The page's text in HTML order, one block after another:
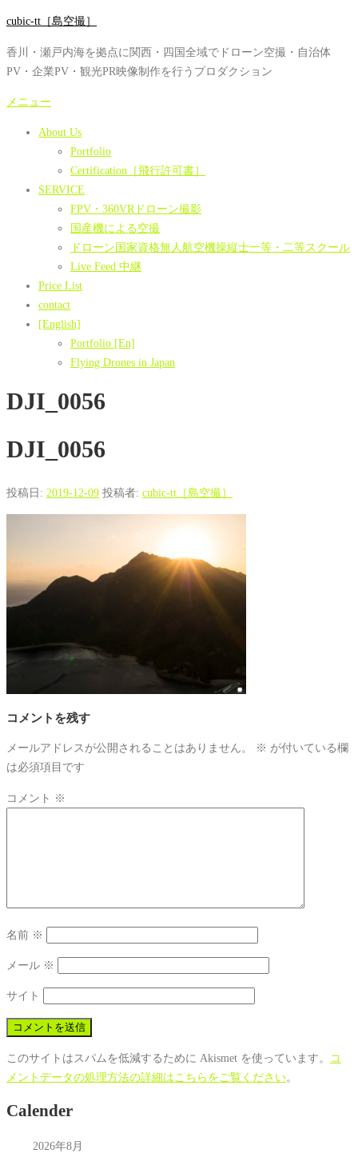
コ
テ
ン
ツ
cubic-tt［島空撮］
香川・瀬戸内海を拠点に関西・四国全域でドローン空撮・自治体
PV・企業PV・観光PR映像制作を行うプロダクション
メニュー
About Us
Portfolio
Certification［飛行許可書］
SERVICE
FPV・360VRドローン撮影
国産機による空撮
ドローン国家資格無人航空機操縦士一等・二等スクール
Live Feed 中継
Price List
contact
[English]
Portfolio [En]
Flying Drones in Japan
DJI_0056
DJI_0056
投稿日: 2019-12-09 投稿者: cubic-tt［島空撮］
コメントを残す
メールアドレスが公開されることはありません。 ※ が付いている欄
は必須項目です
コメント ※
名前 ※
メール ※
サイト
このサイトはスパムを低減するために Akismet を使っています。
コ
メントデータの処理方法の詳細はこちらをご覧ください。
Calender
2026年8月